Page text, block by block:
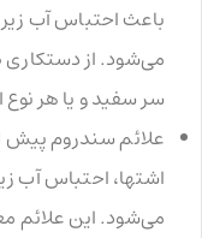
باعث احتباس آب
می‌شود. از
سر سفید و یا هر
علائم سندروم پیش
اشتها، احتباس آب
می‌شود. این علائم